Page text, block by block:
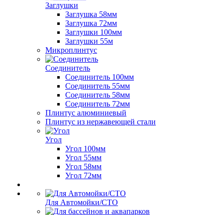
Заглушки
Заглушка 58мм
Заглушка 72мм
Заглушки 100мм
Заглушки 55м
Микроплинтус
Соединитель
Соединитель 100мм
Соединитель 55мм
Соединитель 58мм
Соединитель 72мм
Плинтус алюминиевый
Плинтус из нержавеющей стали
Угол
Угол 100мм
Угол 55мм
Угол 58мм
Угол 72мм
Для Автомойки/СТО